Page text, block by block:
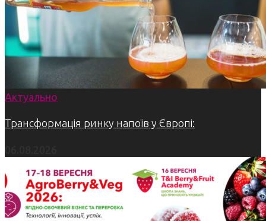
Актуально
Трансформація ринку напоїв у Європі: